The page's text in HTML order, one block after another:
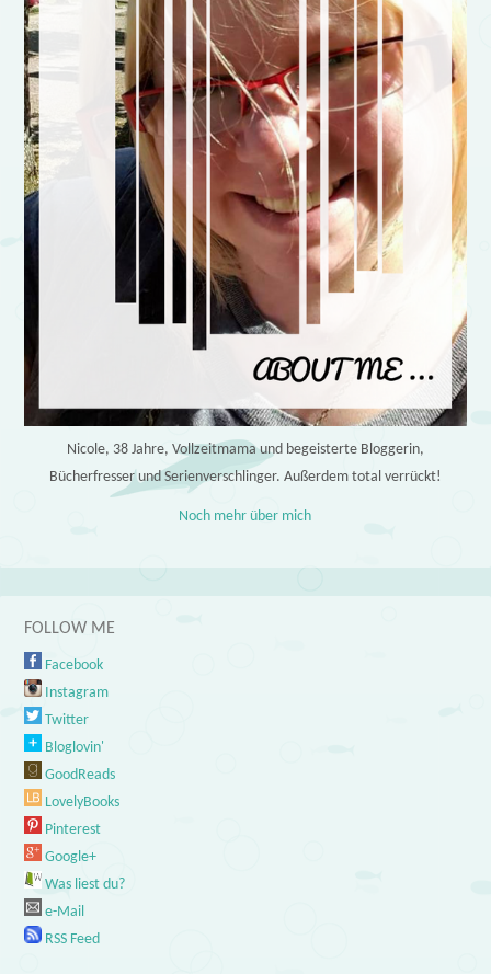
Nicole, 38 Jahre, Vollzeitmama und begeisterte Bloggerin,
Bücherfresser und Serienverschlinger. Außerdem total verrückt!
Noch mehr über mich
FOLLOW ME
Facebook
Instagram
Twitter
Bloglovin'
GoodReads
LovelyBooks
Pinterest
Google+
Was liest du?
e-Mail
RSS Feed